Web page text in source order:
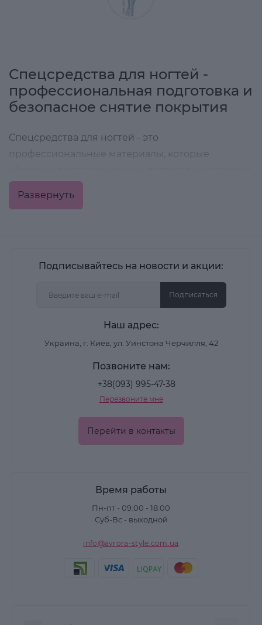
Спецсредства для ногтей -
профессиональная подготовка и
безопасное снятие покрытия
Спецсредства для ногтей - это
профессиональные материалы, которые
пластины, улучшают сцепление покрытия и
помогают безопасно снимать декоративные
так и для самостоятельного использования дома.
Какие спецсредства
представлены в категории
В каталоге можно выбрать:
• дегидраторы и обезжириватели
Эти средства используются перед нанесением
гель-лаков для ногтей
или при работе с
Зачем нужны специальные
Развернуть
Подписывайтесь на новости и акции:
Подписаться
Наш адрес:
Украина, г. Киев, ул. Уинстона Черчилля, 42
Позвоните нам:
+38(093) 995-47-38
Перезвоните мне
Перейти в контакты
Время работы
Пн-пт - 09:00 - 18:00
Суб-Вс - выходной
info@avrora-style.com.ua